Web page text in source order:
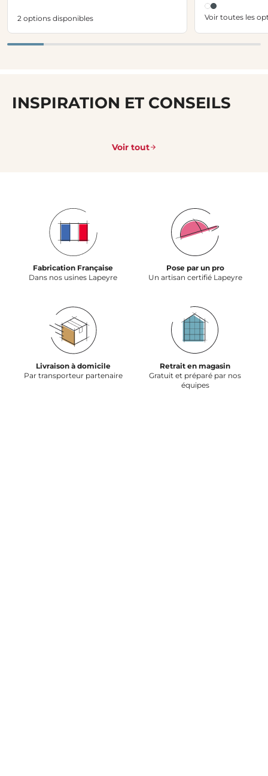
2 options disponibles Voir toutes les
INSPIRATION ET CONSEILS
Voir tout
Fabrication Française
Dans nos usines Lapeyre
Pose par un pro
Un artisan certifié Lapeyre
Livraison à domicile
Par transporteur partenaire
Retrait en magasin
Gratuit et préparé par nos
équipes